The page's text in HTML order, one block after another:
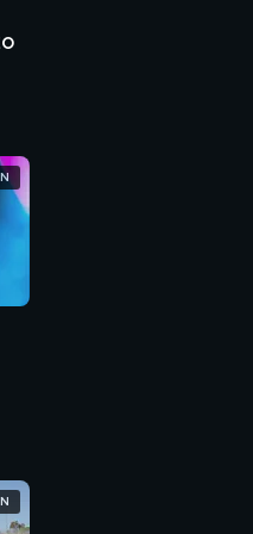
Ginobile e
integrale
"Ho
la maratona di
prossimamente
l'amore
età